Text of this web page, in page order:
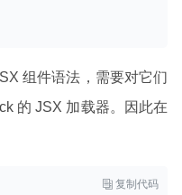
组件语法，需要对它们
的 JSX 加载器。因此在
 复制代码